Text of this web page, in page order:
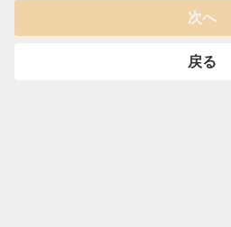
次へ
戻る